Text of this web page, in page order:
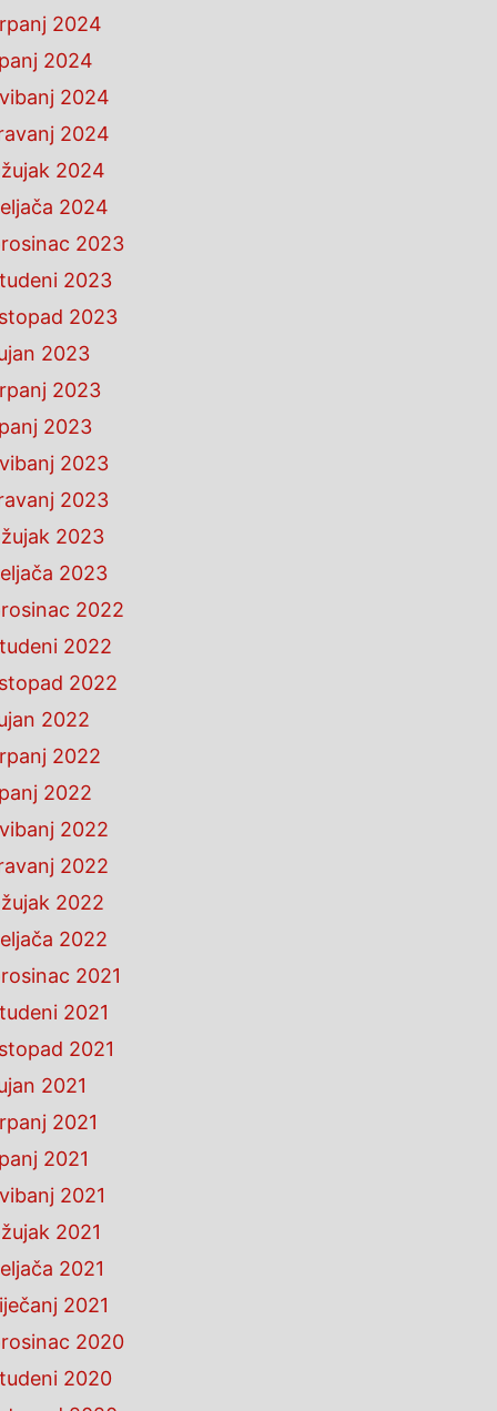
2024
2024
2024
2024
2024
2024
2023
2023
2023
2023
2023
2023
2023
2023
2023
2023
2022
2022
2022
2022
2022
2022
2022
2022
2022
2022
2021
2021
2021
2021
2021
2021
2021
2021
2021
2021
2020
2020